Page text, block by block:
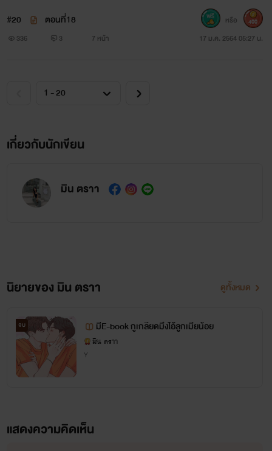
#20 ตอนที่18
336 3 7 หน้า 17 ม.ค. 2564 05:27 น.
หรือ 400
เกี่ยวกับนักเขียน
มิน ตราา
นิยายของ มิน ตราา ดูทั้งหมด
จบ มีE-book กูเกลียดมึงไอ้ลูกเมียน้อย
มิน ตราา
Y
แสดงความคิดเห็น